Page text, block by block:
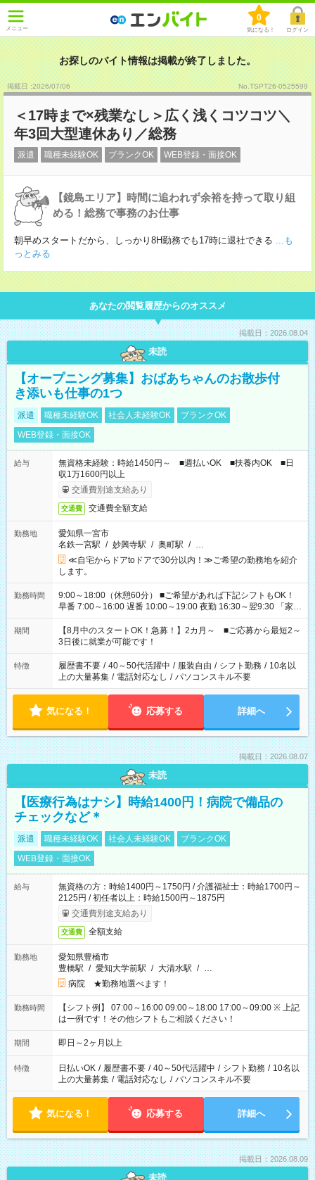
メニュー
0
気になる！ ログイン
お探しのバイト情報は掲載が終了しました。
掲載日 :2026/07/06 No.TSPT26-0525599
＜17時まで×残業なし＞広く浅くコツコツ＼
年3回大型連休あり／総務
派遣 職種未経験OK ブランクOK WEB登録・面接OK
【鏡島エリア】時間に追われず余裕を持って取り組
める！総務で事務のお仕事
朝早めスタートだから、しっかり8H勤務でも17時に退社できる ...も
っとみる
あなたの閲覧履歴からのオススメ
掲載日：2026.08.04
未読
【オープニング募集】おばあちゃんのお散歩付
き添いも仕事の1つ
派遣 職種未経験OK 社会人未経験OK
ブランクOK
WEB登録・面接OK
給与
無資格未経験：時給1450円～ ■週払いOK ■扶養内OK ■日
収1万1600円以上
交通費別途支給あり
交通費 交通費全額支給
勤務地
愛知県一宮市
名鉄一宮駅 / 妙興寺駅 / 奥町駅 / …
≪自宅からドアtoドアで30分以内！≫ご希望の勤務地を紹介
します。
勤務時間
9:00～18:00（休憩60分） ■ご希望があれば下記シフトもOK！
早番 7:00～16:00 遅番 10:00～19:00 夜勤 16:30～翌9:30 「家族
と休みを合わせたい」 「余裕を持って夕飯の準備がしたい」
「できれば残業はしたくない」 など、ご希望を教えてください
ね。 ※Wワーク希望の方へ 今ご覧のお仕事で希望する勤務時間
と、もう1つのお仕事の勤務時間。 合計で週40時間を超える場
合は応募できません。
期間
【8月中のスタートOK！急募！】2カ月～ ■ご応募から最短2～
3日後に就業が可能です！
特徴 履歴書不要 / 40～50代活躍中 / 服装自由 / シフト勤務 / 10名以
上の大量募集 / 電話対応なし / パソコンスキル不要
気になる！ 応募する 詳細へ
掲載日：2026.08.07
未読
【医療行為はナシ】時給1400円！病院で備品の
チェックなど＊
派遣 職種未経験OK 社会人未経験OK
ブランクOK
WEB登録・面接OK
給与
無資格の方：時給1400円～1750円 / 介護福祉士：時給1700円～
2125円 / 初任者以上：時給1500円～1875円
交通費別途支給あり
交通費 全額支給
勤務地
愛知県豊橋市
豊橋駅 / 愛知大学前駅 / 大清水駅 / …
病院 ★勤務地選べます！
勤務時間
【シフト例】 07:00～16:00 09:00～18:00 17:00～09:00 ※ 上記
は一例です！その他シフトもご相談ください！
期間 即日～2ヶ月以上
特徴 日払いOK / 履歴書不要 / 40～50代活躍中 / シフト勤務 / 10名以
上の大量募集 / 電話対応なし / パソコンスキル不要
気になる！ 応募する 詳細へ
掲載日：2026.08.09
未読